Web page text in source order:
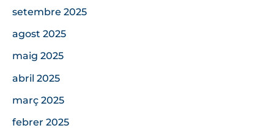
setembre 2025
agost 2025
maig 2025
abril 2025
març 2025
febrer 2025